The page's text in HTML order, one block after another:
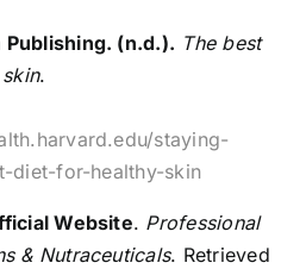
(n.d.). The best
.
staying-
diet-for-healthy-skin
Website. Professional
& Nutraceuticals. Retrieved